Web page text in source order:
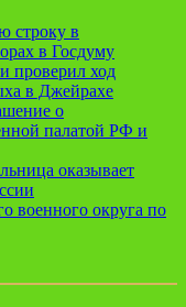
строку в
в Госдуму
проверил ход
в Джейрахе
о
палатой РФ и
оказывает
военного округа по